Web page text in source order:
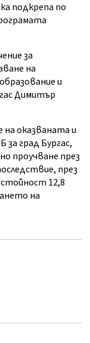
подкрепа по
за
на
и
Димитър
на оказваната и
град Бургас,
проучване през
през
12,8
на